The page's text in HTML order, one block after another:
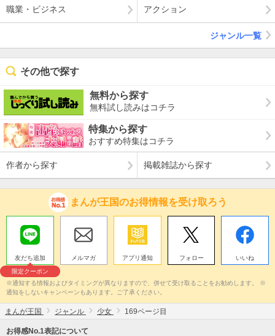
職業・ビジネス アクション
ジャンル一覧
その他で探す
無料から探す
無料試し読みはコチラ
特集から探す
おすすめ特集はコチラ
作者から探す 掲載雑誌から探す
まんが王国のお得情報を受け取ろう
友だち追加
限定クーポン
メルマガ アプリ通知 フォロー いいね
※通知する情報およびタイミングが異なりますので、併せて受け取ることをお勧めします。 ※
通知をしないキャンペーンもあります。ご了承ください。
まんが王国 ジャンル 少女 169ページ目
お得感No.1表記について